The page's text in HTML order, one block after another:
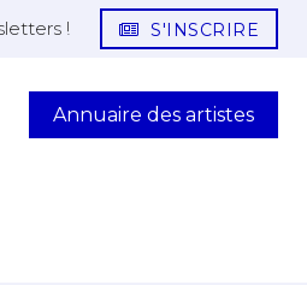
! S'INSCRIRE
Annuaire des artistes